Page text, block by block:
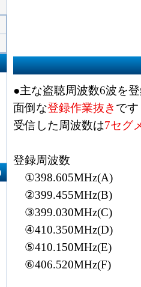
●主な盗聴周波数6波を
面倒な登録作業抜き で
受信した周波数は7セグ
登録周波数
①398.605MHz(A)
②399.455MHz(B)
③399.030MHz(C)
④410.350MHz(D)
⑤410.150MHz(E)
⑥406.520MHz(F)